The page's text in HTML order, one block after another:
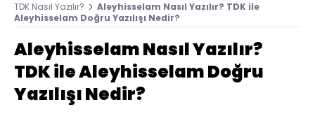
TDK Nasıl Yazılır?
Aleyhisselam Nasıl Yazılır? TDK ile
Aleyhisselam Doğru Yazılışı Nedir?
Aleyhisselam Nasıl Yazılır?
TDK ile Aleyhisselam Doğru
Yazılışı Nedir?